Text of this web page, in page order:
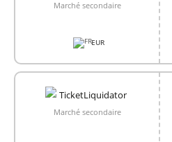
Marché secondaire
EUR
Marché secondaire